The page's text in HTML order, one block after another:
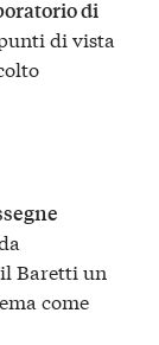
di
di vista
Baretti un
come